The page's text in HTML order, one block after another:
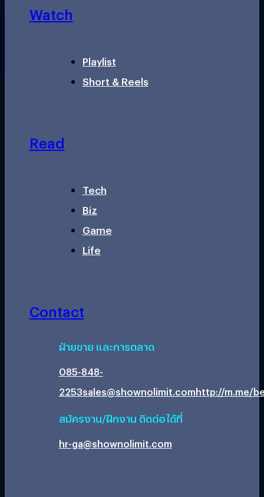
Watch
Playlist
Short & Reels
Read
Tech
Biz
Game
Life
Contact
ฝ่ายขาย และการตลาด
085-848-
2253sales@shownolimit.comhttp://m.me/
สมัครงาน/ฝึกงาน ติดต่อได้ที่
hr-ga@shownolimit.com